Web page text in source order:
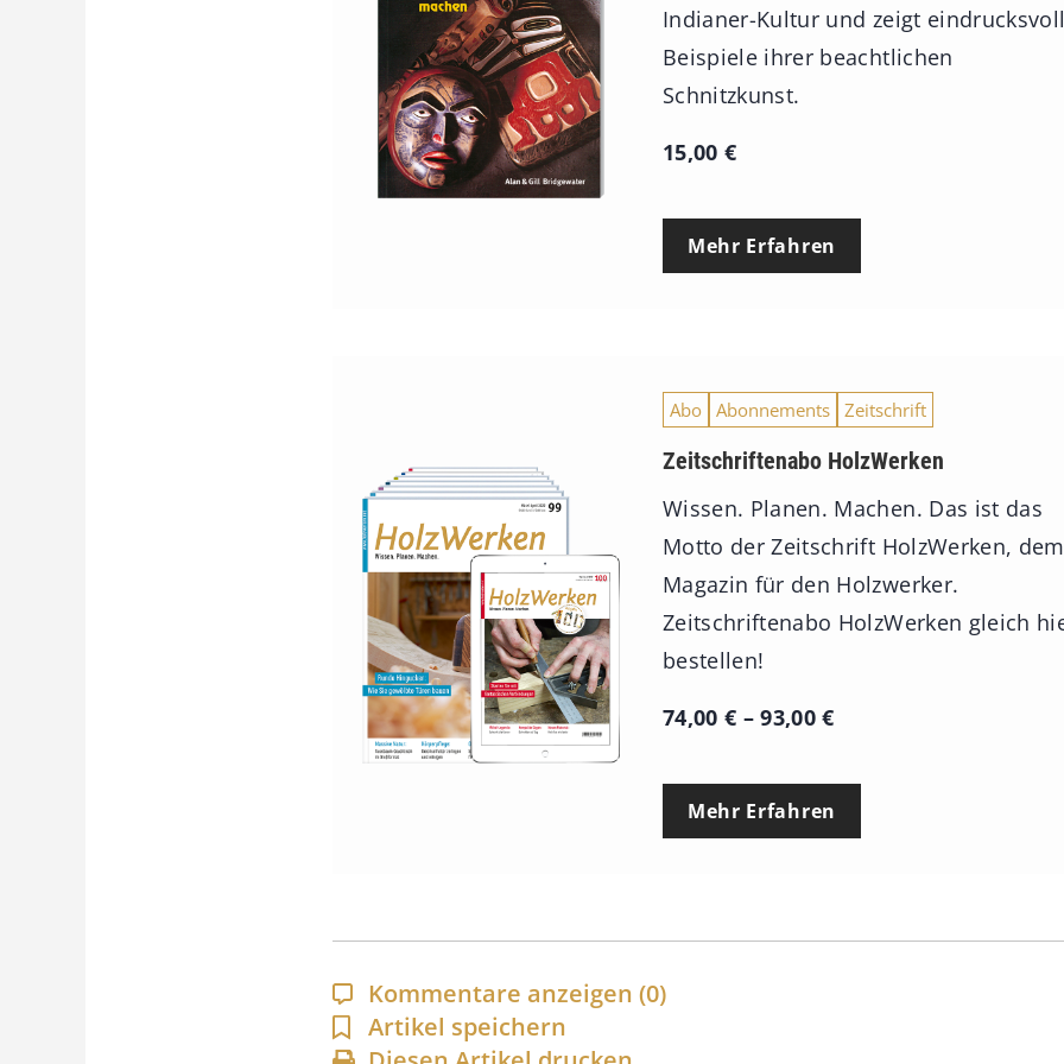
Indianer-Kultur und zeigt
Beispiele ihrer beachtlichen
Schnitzkunst.
15,00 €
Mehr Erfahren
Abo Abonnements Zeitschrift
Zeitschriftenabo HolzWerken
Wissen. Planen. Machen. Das ist das
Motto der Zeitschrift HolzWerken, dem
Magazin für den Holzwerker.
Zeitschriftenabo HolzWerken gleich
bestellen!
74,00 € –93,00€P
e
p
Mehr Erfahren
Kommentare anzeigen (0)
Artikel speichern